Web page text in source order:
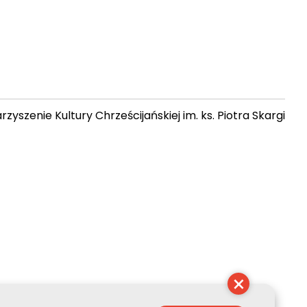
Kultury Chrześcijańskiej im. ks. Piotra Skargi
×